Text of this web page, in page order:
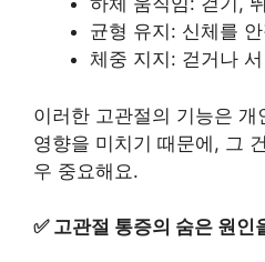
균형 유지: 신체를
체중 지지: 걷거나
이러한 고관절의 기능은
영향을 미치기 때문에, 그
우 중요해요.
✅ 고관절 통증의 숨은 원인